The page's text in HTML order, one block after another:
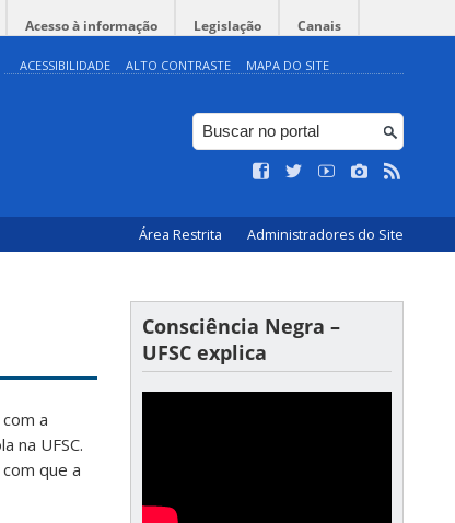
Acesso à informação Legislação Canais
ACESSIBILIDADE ALTO CONTRASTE MAPA DO SITE
Área Restrita Administradores do Site
a
na UFSC.
que a
Consciência Negra –
UFSC explica